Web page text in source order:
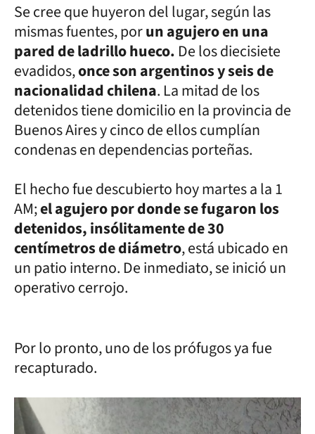
Se cree que huyeron del lugar, según las
mismas fuentes, porun agujero en una
pared de ladrillo hueco. De los diecisiete
evadidos,once son argentinos y seis de
nacionalidad chilena. La mitad de los
detenidos tiene domicilio en la provincia de
Buenos Aires y cinco de ellos cumplían
condenas en dependencias porteñas.
El hecho fue descubierto hoy martes a la 1
AM;el agujero por donde se fugaron los
detenidos, insólitamente de 30
centímetros de diámetro, está ubicado en
un patio interno. De inmediato, se inició un
operativo cerrojo.
Por lo pronto, uno de los prófugos ya fue
recapturado.